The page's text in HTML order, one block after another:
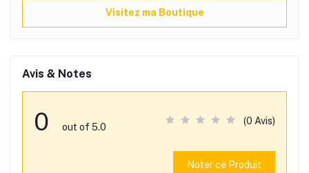
Visitez ma Boutique
Avis & Notes
0 out of 5.0
(0 Avis)
Noter ce Produit